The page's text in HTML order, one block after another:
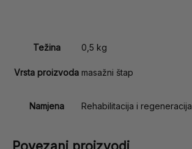
Težina 0,5 kg
Vrsta proizvoda masažni štap
Namjena Rehabilitacija i regeneracija